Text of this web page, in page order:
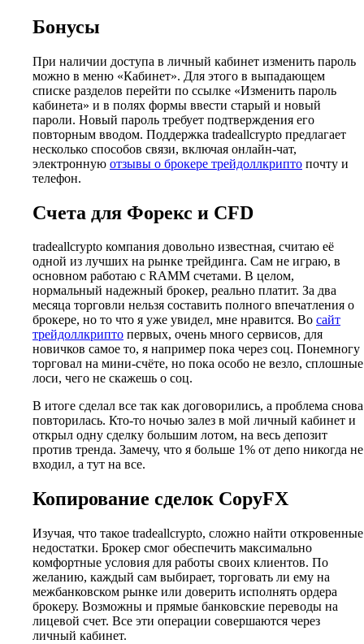
Бонусы
При наличии доступа в личный кабинет изменить пароль
можно в меню «Кабинет». Для этого в выпадающем
списке разделов перейти по ссылке «Изменить пароль
кабинета» и в полях формы ввести старый и новый
пароли. Новый пароль требует подтверждения его
повторным вводом. Поддержка tradeallcrypto предлагает
несколько способов связи, включая онлайн-чат,
электронную отзывы о брокере трейдоллкрипто почту и
телефон.
Счета для Форекс и CFD
tradeallcrypto компания довольно известная, считаю её
одной из лучших на рынке трейдинга. Сам не играю, в
основном работаю с RAMM счетами. В целом,
нормальный надежный брокер, реально платит. За два
месяца торговли нельзя составить полного впечатления о
брокере, но то что я уже увидел, мне нравится. Во сайт
трейдоллкрипто первых, очень много сервисов, для
новичков самое то, я например пока через соц. Понемногу
торговал на мини-счёте, но пока особо не везло, сплошные
лоси, чего не скажешь о соц.
В итоге сделал все так как договорились, а проблема снова
повторилась. Кто-то ночью залез в мой личный кабинет и
открыл одну сделку большим лотом, на весь депозит
против тренда. Замечу, что я больше 1% от депо никогда не
входил, а тут на все.
Копирование сделок CopyFX
Изучая, что такое tradeallcrypto, сложно найти откровенные
недостатки. Брокер смог обеспечить максимально
комфортные условия для работы своих клиентов. По
желанию, каждый сам выбирает, торговать ли ему на
межбанковском рынке или доверить исполнять ордера
брокеру. Возможны и прямые банковские переводы на
лицевой счет. Все эти операции совершаются через
личный кабинет.